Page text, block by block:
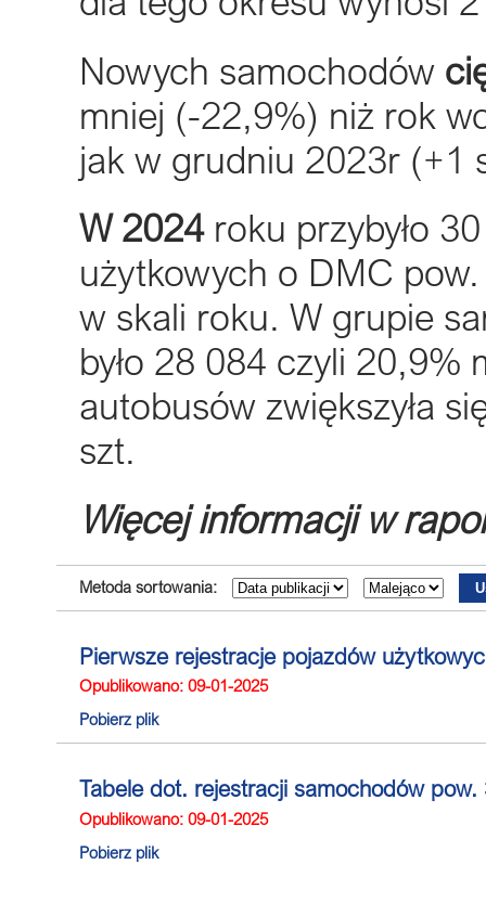
Nowych samochodów
mniej (-22,9%) niż rok
jak w grudniu 2023r (+1
W 2024roku przybyło
użytkowych o DMC
w skali roku. W grupie
było 28 084 czyli 20,9%
autobusów zwiększyła
szt.
Więcej informacji w
Metoda sortowania:
Pierwsze rejestracje pojazdów
Opublikowano: 09-01-2025
Pobierz plik
Tabele dot. rejestracji samochodów
Opublikowano: 09-01-2025
Pobierz plik